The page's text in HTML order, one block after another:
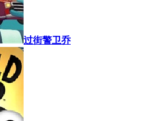
过街警卫乔